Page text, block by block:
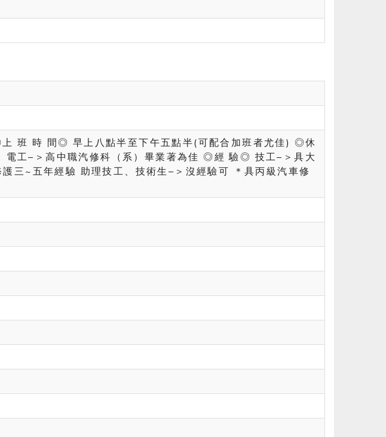
班 時 間◎ 早上八點半至下午五點半(可配合加班者尤佳) ◎休
工–＞高中職汽修科（系）畢業著為佳 ◎經 驗◎ 技工–＞具大
三~五年經驗 助理技工、技術生–＞沒經驗可 ＊具丙級汽車修